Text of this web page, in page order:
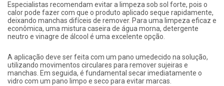
Especialistas recomendam evitar a limpeza sob sol forte, pois o
calor pode fazer com que o produto aplicado seque rapidamente,
deixando manchas difíceis de remover. Para uma limpeza eficaz e
econômica, uma mistura caseira de água morna, detergente
neutro e vinagre de álcool é uma excelente opção.
A aplicação deve ser feita com um pano umedecido na solução,
utilizando movimentos circulares para remover sujeiras e
manchas. Em seguida, é fundamental secar imediatamente o
vidro com um pano limpo e seco para evitar marcas.